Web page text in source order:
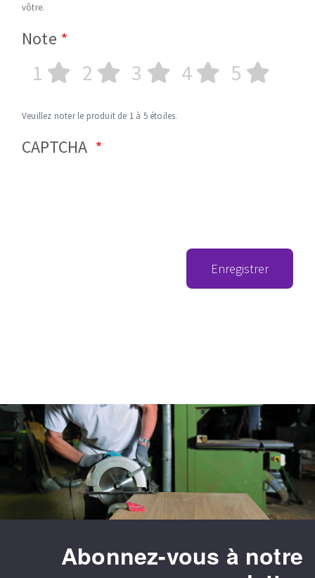
vôtre.
Note
1 2 3 4 5
Veuillez noter le produit de 1 à 5 étoiles.
CAPTCHA
Enregistrer
Abonnez-vous à notre